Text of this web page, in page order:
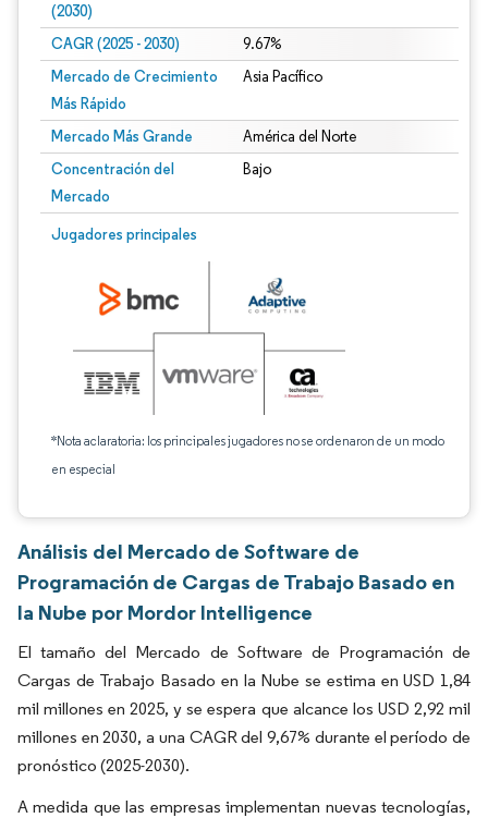
(2030)
CAGR (2025 - 2030) 9.67%
Mercado de Crecimiento
Más Rápido
Asia Pacífico
Mercado Más Grande América del Norte
Concentración del
Mercado
Bajo
Jugadores principales
*Nota aclaratoria: los principales jugadores no se ordenaron de un modo
en especial
Análisis del Mercado de Software de
Programación de Cargas de Trabajo Basado en
la Nube por Mordor Intelligence
El tamaño del Mercado de Software de Programación de
Cargas de Trabajo Basado en la Nube se estima en USD 1,84
mil millones en 2025, y se espera que alcance los USD 2,92 mil
millones en 2030, a una CAGR del 9,67% durante el período de
pronóstico (2025-2030).
A medida que las empresas implementan nuevas tecnologías,